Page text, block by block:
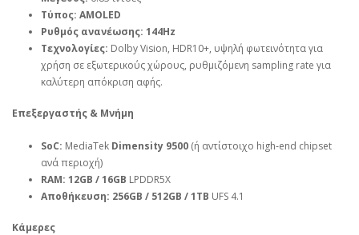
Τύπος: AMOLED
Ρυθμός ανανέωσης: 144Hz
Τεχνολογίες: Dolby Vision, HDR10+, υψηλή φωτεινότητα για
χρήση σε εξωτερικούς χώρους, ρυθμιζόμενη sampling rate για
καλύτερη απόκριση αφής.
Επεξεργαστής & Μνήμη
SoC: MediaTek Dimensity 9500 (ή αντίστοιχο high‑end chipset
ανά περιοχή)
RAM: 12GB / 16GB LPDDR5X
Αποθήκευση: 256GB / 512GB / 1TB UFS 4.1
Κάμερες